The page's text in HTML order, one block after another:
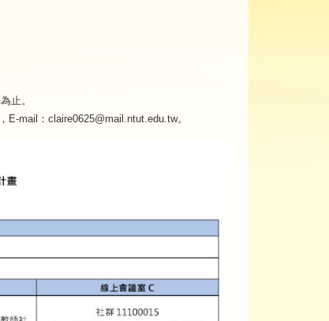
止。
mail：claire0625@mail.ntut.edu.tw。